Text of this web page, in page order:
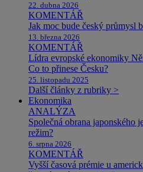
22. dubna 2026
KOMENTÁŘ
Jak moc bude český průmysl
13. března 2026
KOMENTÁŘ
Lídra evropské ekonomiky
Co to přinese Česku?
25. listopadu 2025
Další články z rubriky >
Ekonomika
ANALÝZA
Společná obrana japonského
režim?
6. srpna 2026
KOMENTÁŘ
Vyšší časová prémie u